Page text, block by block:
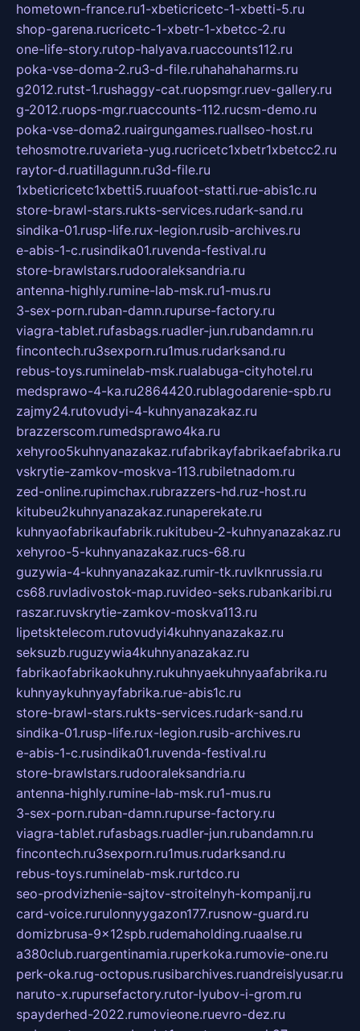
hometown-france.ru1-xbeticricetc-1-xbetti-5.ru
shop-garena.rucricetc-1-xbetr-1-xbetcc-2.ru
one-life-story.rutop-halyava.ruaccounts112.ru
poka-vse-doma-2.ru3-d-file.ruhahahaharms.ru
g2012.rutst-1.rushaggy-cat.ruopsmgr.ruev-gallery.ru
g-2012.ruops-mgr.ruaccounts-112.rucsm-demo.ru
poka-vse-doma2.ruairgungames.ruallseo-host.ru
tehosmotre.ruvarieta-yug.rucricetc1xbetr1xbetcc2.ru
raytor-d.ruatillagunn.ru3d-file.ru
1xbeticricetc1xbetti5.ruuafoot-statti.rue-abis1c.ru
store-brawl-stars.rukts-services.rudark-sand.ru
sindika-01.rusp-life.rux-legion.rusib-archives.ru
e-abis-1-c.rusindika01.ruvenda-festival.ru
store-brawlstars.rudooraleksandria.ru
antenna-highly.rumine-lab-msk.ru1-mus.ru
3-sex-porn.ruban-damn.rupurse-factory.ru
viagra-tablet.rufasbags.ruadler-jun.rubandamn.ru
fincontech.ru3sexporn.ru1mus.rudarksand.ru
rebus-toys.ruminelab-msk.rualabuga-cityhotel.ru
medsprawo-4-ka.ru2864420.rublagodarenie-spb.ru
zajmy24.rutovudyi-4-kuhnyanazakaz.ru
brazzerscom.rumedsprawo4ka.ru
xehyroo5kuhnyanazakaz.rufabrikayfabrikaefabrika.ru
vskrytie-zamkov-moskva-113.rubiletnadom.ru
zed-online.rupimchax.rubrazzers-hd.ruz-host.ru
kitubeu2kuhnyanazakaz.runaperekate.ru
kuhnyaofabrikaufabrik.rukitubeu-2-kuhnyanazakaz.ru
xehyroo-5-kuhnyanazakaz.rucs-68.ru
guzywia-4-kuhnyanazakaz.rumir-tk.ruvlknrussia.ru
cs68.ruvladivostok-map.ruvideo-seks.rubankaribi.ru
raszar.ruvskrytie-zamkov-moskva113.ru
lipetsktelecom.rutovudyi4kuhnyanazakaz.ru
seksuzb.ruguzywia4kuhnyanazakaz.ru
fabrikaofabrikaokuhny.rukuhnyaekuhnyaafabrika.ru
kuhnyaykuhnyayfabrika.rue-abis1c.ru
store-brawl-stars.rukts-services.rudark-sand.ru
sindika-01.rusp-life.rux-legion.rusib-archives.ru
e-abis-1-c.rusindika01.ruvenda-festival.ru
store-brawlstars.rudooraleksandria.ru
antenna-highly.rumine-lab-msk.ru1-mus.ru
3-sex-porn.ruban-damn.rupurse-factory.ru
viagra-tablet.rufasbags.ruadler-jun.rubandamn.ru
fincontech.ru3sexporn.ru1mus.rudarksand.ru
rebus-toys.ruminelab-msk.rurtdco.ru
seo-prodvizhenie-sajtov-stroitelnyh-kompanij.ru
card-voice.rurulonnyygazon177.rusnow-guard.ru
domizbrusa-9x12spb.rudemaholding.ruaalse.ru
a380club.ruargentinamia.ruperkoka.rumovie-one.ru
perk-oka.rug-octopus.rusibarchives.ruandreislyusar.ru
naruto-x.rupursefactory.rutor-lyubov-i-grom.ru
spayderhed-2022.rumovieone.ruevro-dez.ru